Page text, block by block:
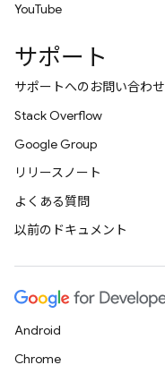
YouTube
サポート
サポートへのお問い合わせ
Stack Overflow
Google Group
リリースノート
よくある質問
以前のドキュメント
Android
Chrome